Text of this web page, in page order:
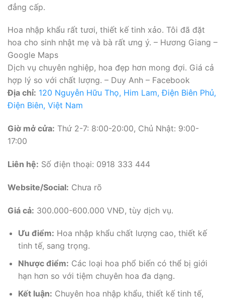
đẳng cấp.
Hoa nhập khẩu rất tươi, thiết kế tinh xảo. Tôi đã đặt
hoa cho sinh nhật mẹ và bà rất ưng ý. – Hương Giang –
Google Maps
Dịch vụ chuyên nghiệp, hoa đẹp hơn mong đợi. Giá cả
hợp lý so với chất lượng. – Duy Anh – Facebook
Địa chỉ: 120 Nguyễn Hữu Thọ, Him Lam, Điện Biên Phủ,
Điện Biên, Việt Nam
Giờ mở cửa: Thứ 2-7: 8:00-20:00, Chủ Nhật: 9:00-
17:00
Liên hệ: Số điện thoại: 0918 333 444
Website/Social: Chưa rõ
Giá cả: 300.000-600.000 VNĐ, tùy dịch vụ.
Ưu điểm: Hoa nhập khẩu chất lượng cao, thiết kế
tinh tế, sang trọng.
Nhược điểm: Các loại hoa phổ biến có thể bị giới
hạn hơn so với tiệm chuyên hoa đa dạng.
Kết luận: Chuyên hoa nhập khẩu, thiết kế tinh tế,